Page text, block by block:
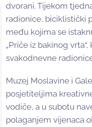
dvorani. Tijekom
radionice, biciklistički
među kojima se
„Priče iz bakinog
svakodnevne
Muzej Moslavine i
posjetiteljima
vodiče, a u subotu
polaganjem vijenaca